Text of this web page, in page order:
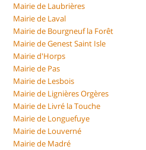
Mairie de Laubrières
Mairie de Laval
Mairie de Bourgneuf la Forêt
Mairie de Genest Saint Isle
Mairie d'Horps
Mairie de Pas
Mairie de Lesbois
Mairie de Lignières Orgères
Mairie de Livré la Touche
Mairie de Longuefuye
Mairie de Louverné
Mairie de Madré